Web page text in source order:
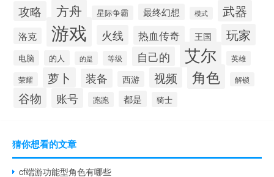
攻略
方舟 星际争霸 最终幻想 模式 武器
洛克 游戏 火线 热血传奇 王国 玩家
电脑 的人 的是 等级 自己的 艾尔 英雄
荣耀 萝卜 装备 西游 视频 角色 解锁
谷物 账号 跑跑 都是 骑士
猜你想看的文章
cf端游功能型角色有哪些